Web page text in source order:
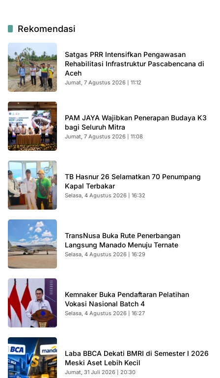
Rekomendasi
Satgas PRR Intensifkan Pengawasan
Rehabilitasi Infrastruktur Pascabencana di
Aceh
Jumat, 7 Agustus 2026 | 11:12
PAM JAYA Wajibkan Penerapan Budaya K3
bagi Seluruh Mitra
Jumat, 7 Agustus 2026 | 11:08
TB Hasnur 26 Selamatkan 70 Penumpang
Kapal Terbakar
Selasa, 4 Agustus 2026 | 16:32
TransNusa Buka Rute Penerbangan
Langsung Manado Menuju Ternate
Selasa, 4 Agustus 2026 | 16:29
Kemnaker Buka Pendaftaran Pelatihan
Vokasi Nasional Batch 4
Selasa, 4 Agustus 2026 | 16:27
Laba BBCA Dekati BMRI di Semester I 2026
Meski Aset Lebih Kecil
Jumat, 31 Juli 2026 | 20:30